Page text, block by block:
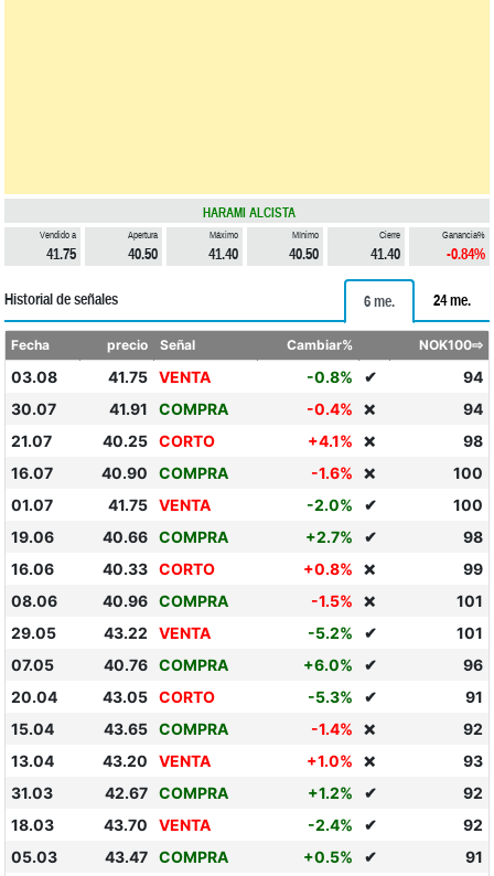
HARAMI ALCISTA
Vendido a
41.75
Apertura
40.50
Máximo
41.40
Mínimo
40.50
Cierre
41.40
Ganancia%
-0.84%
Historial de señales 6 me. 24 me.
Fecha precio Señal Cambiar% NOK100⇨
03.08 41.75 VENTA -0.8% ✔
94
30.07
41.91 COMPRA -0.4% ❌
94
21.07
40.25 CORTO +4.1% ❌
98
16.07
40.90 COMPRA -1.6% ❌
100
01.07
41.75 VENTA -2.0% ✔
100
19.06
40.66 COMPRA +2.7% ✔
98
16.06
40.33 CORTO +0.8% ❌
99
08.06
40.96 COMPRA -1.5% ❌
101
29.05
43.22 VENTA -5.2% ✔
101
07.05
40.76 COMPRA +6.0% ✔
96
20.04
43.05 CORTO -5.3% ✔
91
15.04
43.65 COMPRA -1.4% ❌
92
13.04
43.20 VENTA +1.0% ❌
93
31.03
42.67 COMPRA +1.2% ✔
92
18.03
43.70 VENTA -2.4% ✔
92
05.03
43.47 COMPRA +0.5% ✔
91